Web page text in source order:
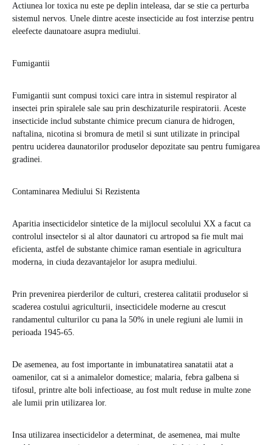
Actiunea lor toxica nu este pe deplin inteleasa, dar se stie ca perturba
sistemul nervos. Unele dintre aceste insecticide au fost interzise pentru
eleefecte daunatoare asupra mediului.
Fumigantii
Fumigantii sunt compusi toxici care intra in sistemul respirator al
insectei prin spiralele sale sau prin deschizaturile respiratorii. Aceste
insecticide includ substante chimice precum cianura de hidrogen,
naftalina, nicotina si bromura de metil si sunt utilizate in principal
pentru uciderea daunatorilor produselor depozitate sau pentru fumigarea
gradinei.
Contaminarea Mediului Si Rezistenta
Aparitia insecticidelor sintetice de la mijlocul secolului XX a facut ca
controlul insectelor si al altor daunatori cu artropod sa fie mult mai
eficienta, astfel de substante chimice raman esentiale in agricultura
moderna, in ciuda dezavantajelor lor asupra mediului.
Prin prevenirea pierderilor de culturi, cresterea calitatii produselor si
scaderea costului agriculturii, insecticidele moderne au crescut
randamentul culturilor cu pana la 50% in unele regiuni ale lumii in
perioada 1945-65.
De asemenea, au fost importante in imbunatatirea sanatatii atat a
oamenilor, cat si a animalelor domestice; malaria, febra galbena si
tifosul, printre alte boli infectioase, au fost mult reduse in multe zone
ale lumii prin utilizarea lor.
Insa utilizarea insecticidelor a determinat, de asemenea, mai multe